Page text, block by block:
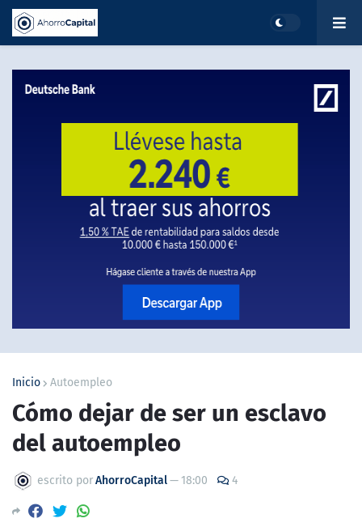
Inicio Autoempleo
Cómo dejar de ser un esclavo
del autoempleo
escrito porAhorroCapital— 18:00 4